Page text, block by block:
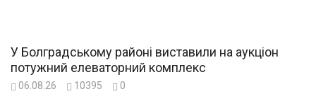
У Болградському районі виставили на аукціон
потужний елеваторний комплекс
06.08.26 10395 0